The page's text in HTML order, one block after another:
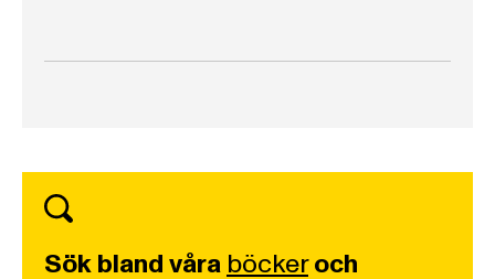
Sök bland våra böckeroch